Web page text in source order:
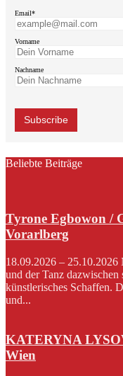
Email*
Vorname
Nachname
Beliebte Beiträge
Tyrone Egbowon /
Vorarlberg
18.09.2026 – 25.10.2026
und der Tanz
künstlerisches Schaffen.
und...
KATERYNA
Wien